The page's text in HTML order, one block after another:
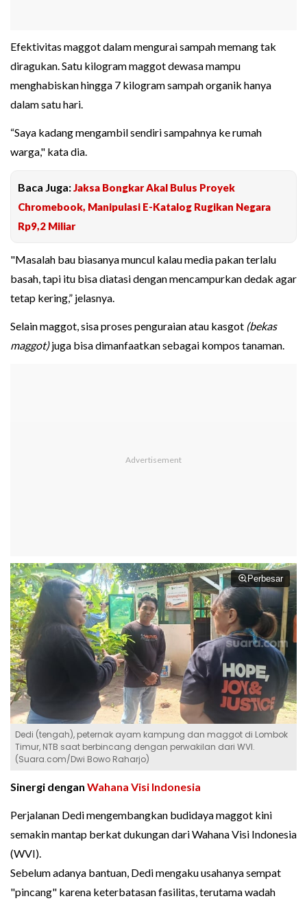
Efektivitas maggot dalam mengurai sampah memang tak
diragukan. Satu kilogram maggot dewasa mampu
menghabiskan hingga 7 kilogram sampah organik hanya
dalam satu hari.
“Saya kadang mengambil sendiri sampahnya ke rumah
warga," kata dia.
Baca Juga: Jaksa Bongkar Akal Bulus Proyek
Chromebook, Manipulasi E-Katalog Rugikan Negara
Rp9,2 Miliar
"Masalah bau biasanya muncul kalau media pakan terlalu
basah, tapi itu bisa diatasi dengan mencampurkan dedak agar
tetap kering,” jelasnya.
Selain maggot, sisa proses penguraian atau kasgot (bekas
maggot)juga bisa dimanfaatkan sebagai kompos tanaman.
Perbesar
Dedi (tengah), peternak ayam kampung dan maggot di Lombok
Timur, NTB saat berbincang dengan perwakilan dari WVI.
(Suara.com/Dwi Bowo Raharjo)
Sinergi dengan Wahana Visi Indonesia
Perjalanan Dedi mengembangkan budidaya maggot kini
semakin mantap berkat dukungan dari Wahana Visi Indonesia
(WVI).
Sebelum adanya bantuan, Dedi mengaku usahanya sempat
"pincang" karena keterbatasan fasilitas, terutama wadah